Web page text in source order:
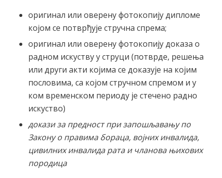
оригинал или оверену фотокопију дипломе
којом се потврђује стручна спрема;
оригинал или оверену фотокопију доказа о
радном искуству у струци (потврде, решења
или други акти којима се доказује на којим
пословима, са којом стручном спремом и у
ком временском периоду је стечено радно
искуство)
докази за предност при запошљавању по
Закону о правима бораца, војних инвалида,
цивилних инвалида рата и чланова њихових
породица